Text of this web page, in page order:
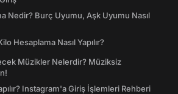
Nedir? Burç Uyumu, Aşk Uyumu Nasıl
Hesaplama Nasıl Yapılır?
Müzikler Nelerdir? Müziksiz
Instagram'a Giriş İşlemleri Rehberi